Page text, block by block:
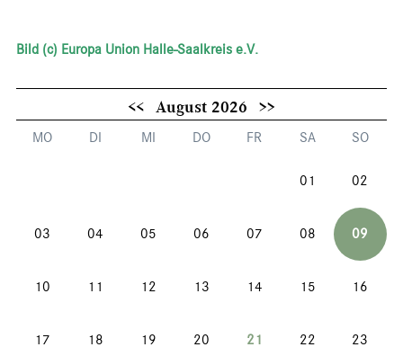
Bild (c) Europa Union Halle-Saalkreis e.V.
<< August 2026 >>
MO DI MI DO FR SA SO
01 02
03 04 05 06 07 08 09
10 11 12 13 14 15 16
17 18 19 20 21 22 23